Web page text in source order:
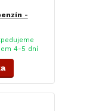
-
4-5 dní